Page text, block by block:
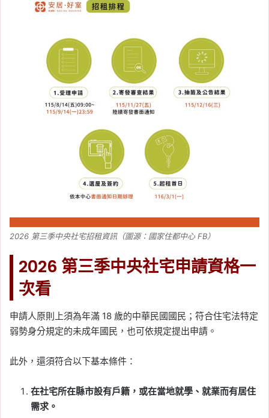
2026 第三季中央社宅招租資訊（圖源：國家住都中心 FB）
2026 第三季中央社宅申請資格一
次看
申請人原則上須為年滿 18 歲的中華民國國民；符合住宅法特定
弱勢身分規定的未成年國民，也可依規定提出申請。
此外，還須符合以下基本條件：
在社宅所在縣市設有戶籍，或在當地就學、就業而有居住
需求。